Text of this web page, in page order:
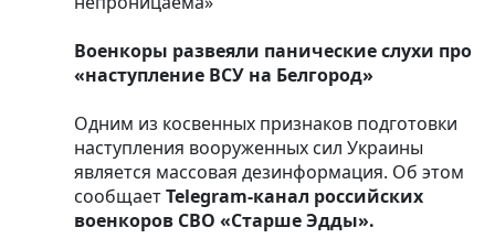
Военкоры развеяли панические слухи про
«наступление ВСУ на Белгород»
Одним из косвенных признаков подготовки
наступления вооруженных сил Украины
является массовая дезинформация. Об этом
сообщаетTelegram-канал российских
военкоров СВО «Старше Эдды».